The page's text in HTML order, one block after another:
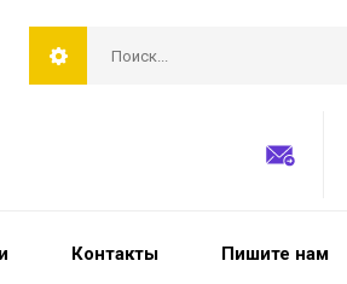
Контакты Пишите нам